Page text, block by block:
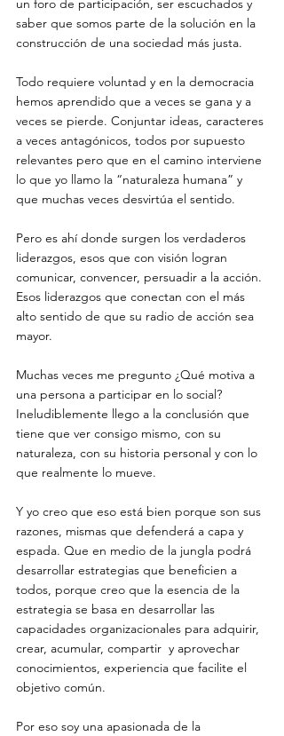
saber que somos parte de la solución en la
construcción de una sociedad más justa.
Todo requiere voluntad y en la democracia
hemos aprendido que a veces se gana y a
veces se pierde. Conjuntar ideas, caracteres
a veces antagónicos, todos por supuesto
relevantes pero que en el camino interviene
lo que yo llamo la “naturaleza humana” y
que muchas veces desvirtúa el sentido.
Pero es ahí donde surgen los verdaderos
liderazgos, esos que con visión logran
comunicar, convencer, persuadir a la acción.
Esos liderazgos que conectan con el más
alto sentido de que su radio de acción sea
mayor.
Muchas veces me pregunto ¿Qué motiva a
una persona a participar en lo social?
Ineludiblemente llego a la conclusión que
tiene que ver consigo mismo, con su
naturaleza, con su historia personal y con lo
que realmente lo mueve.
Y yo creo que eso está bien porque son sus
razones, mismas que defenderá a capa y
espada. Que en medio de la jungla podrá
desarrollar estrategias que beneficien a
todos, porque creo que la esencia de la
estrategia se basa en desarrollar las
capacidades organizacionales para adquirir,
crear, acumular, compartir  y aprovechar
conocimientos, experiencia que facilite el
objetivo común.
Por eso soy una apasionada de la